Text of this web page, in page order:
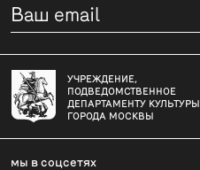
УЧРЕЖДЕНИЕ,
ПОДВЕДОМСТВЕННОЕ
ДЕПАРТАМЕНТУ КУЛЬТУРЫ
ГОРОДА МОСКВЫ
мы в соцсетях